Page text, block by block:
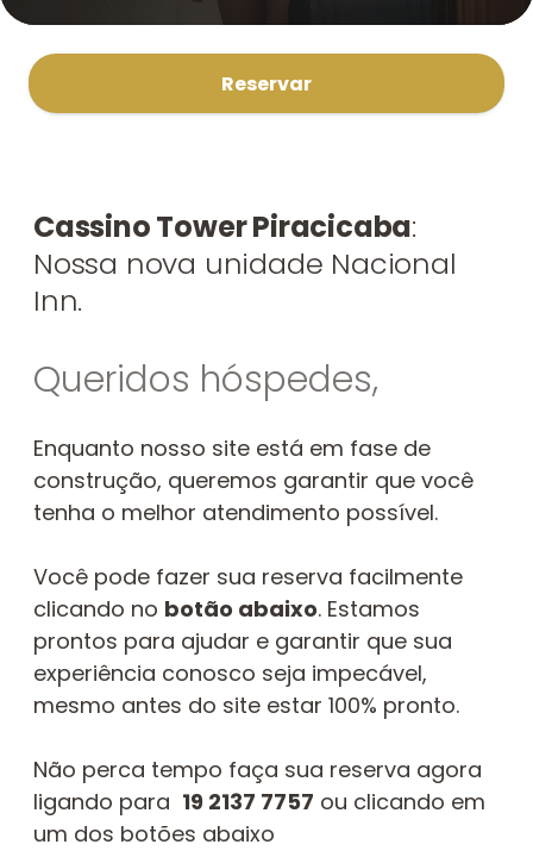
Reservar
Cassino Tower Piracicaba:
Nossa nova unidade Nacional
Inn.
Queridos hóspedes,
Enquanto nosso site está em fase de
construção, queremos garantir que você
tenha o melhor atendimento possível.
Você pode fazer sua reserva facilmente
clicando no botão abaixo. Estamos
prontos para ajudar e garantir que sua
experiência conosco seja impecável,
mesmo antes do site estar 100% pronto.
Não perca tempo faça sua reserva agora
ligando para 19 2137 7757 ou clicando em
um dos botões abaixo